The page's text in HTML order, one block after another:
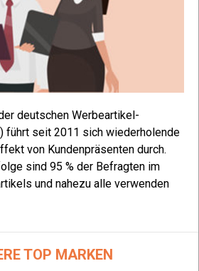
deutschen Werbeartikel-
führt seit 2011 sich wiederholende
von Kundenpräsenten durch.
sind 95 % der Befragten im
und nahezu alle verwenden
TOP MARKEN